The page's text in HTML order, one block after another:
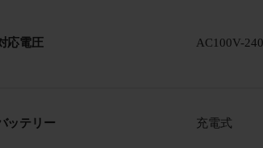
応電圧 AC100V-
ッテリー 充電式